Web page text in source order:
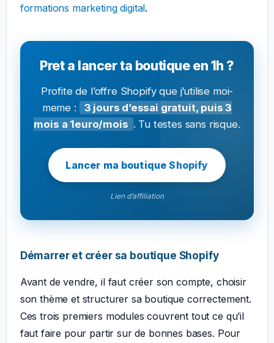
formations marketing digital.
Pret a lancer ta boutique en 1h ?
Profite de l’offre Shopify que j’utilise moi-
meme :
3 jours d’essai gratuit, puis 3
mois a 1euro/mois . Tu testes sans risque.
Lancer ma boutique Shopify
Lien d’affiliation
Démarrer et créer sa boutique Shopify
Avant de vendre, il faut créer son compte, choisir
son thème et structurer sa boutique correctement.
Ces trois premiers modules couvrent tout ce qu’il
faut faire pour partir sur de bonnes bases. Pour